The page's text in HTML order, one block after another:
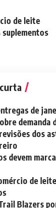
de leite
suplementos
de
demanda
dos
devem
de
Blazers